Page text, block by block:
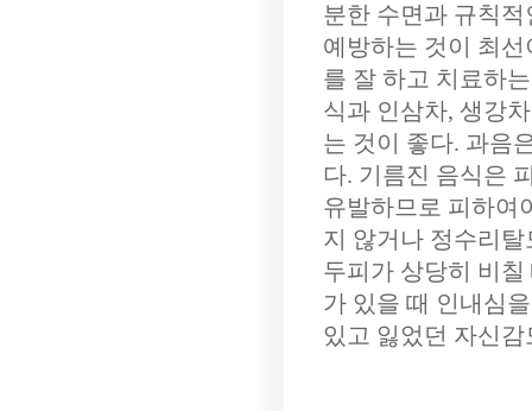
분한 수면과 규칙
예방하는 것이 최
를 잘 하고 치료하
식과 인삼차, 생강
는 것이 좋다. 과음
다. 기름진 음식은
유발하므로 피하여
지 않거나 정수리
두피가 상당히 비
가 있을 때 인내심
있고 잃었던 자신